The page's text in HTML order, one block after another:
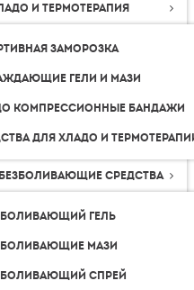
и термотерапия
заморозка
гели и мази
компрессионные бандажи
для хладо и
средства
гель
мази
спрей